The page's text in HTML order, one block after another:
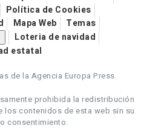
Política de Cookies
Mapa Web
Temas
Loteria de navidad
estatal
de la Agencia Europa Press.
prohibida la redistribución
contenidos de esta web sin su
consentimiento.